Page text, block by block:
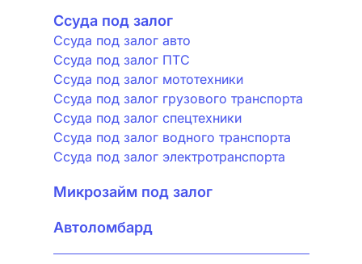
Ссуда под залог
Ссуда под залог авто
Ссуда под залог ПТС
Ссуда под залог мототехники
Ссуда под залог грузового транспорта
Ссуда под залог спецтехники
Ссуда под залог водного транспорта
Ссуда под залог электротранспорта
Микрозайм под залог
Автоломбард